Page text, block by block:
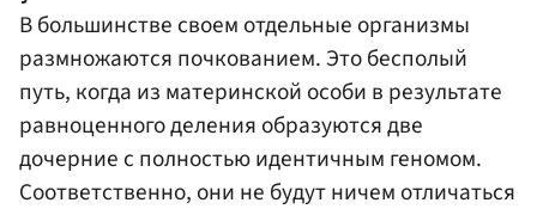
В большинстве своем отдельные организмы
размножаются почкованием. Это бесполый
путь, когда из материнской особи в результате
равноценного деления образуются две
дочерние с полностью идентичным геномом.
Соответственно, они не будут ничем отличаться